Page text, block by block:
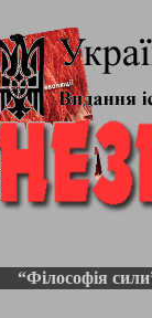
“Філософія